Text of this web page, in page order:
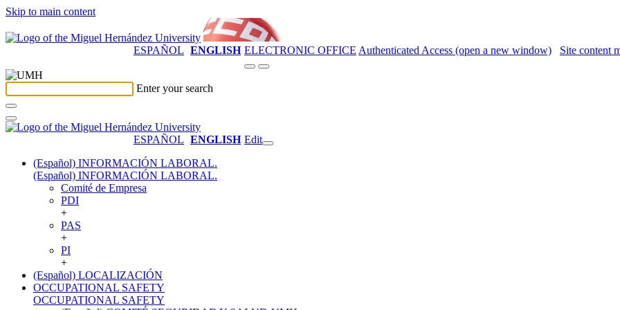
Skip to main content
ESPAÑOL ENGLISH ELECTRONIC OFFICE Authenticated Access (open a new window) Site content
Enter your search
ESPAÑOL ENGLISH Edit
(Español) INFORMACIÓN LABORAL.
(Español) INFORMACIÓN LABORAL.
Comité de Empresa
PDI
+
PAS
+
PI
+
(Español) LOCALIZACIÓN
OCCUPATIONAL SAFETY
OCCUPATIONAL SAFETY